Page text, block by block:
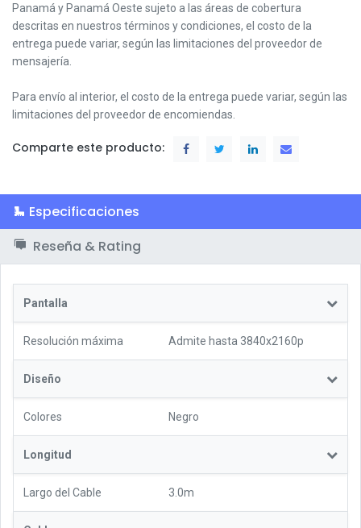
Panamá y Panamá Oeste sujeto a las áreas de cobertura
descritas en nuestros términos y condiciones, el costo de la
entrega puede variar, según las limitaciones del proveedor de
mensajería.
Para envío al interior, el costo de la entrega puede variar, según las
limitaciones del proveedor de encomiendas.
Comparte este producto:
Especificaciones
Reseña & Rating
Pantalla
Resolución máxima Admite hasta 3840x2160p
Diseño
Colores Negro
Longitud
Largo del Cable 3.0m